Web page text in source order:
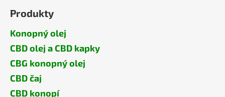
Produkty
Konopný olej
CBD olej a CBD kapky
CBG konopný olej
CBD čaj
CBD konopí